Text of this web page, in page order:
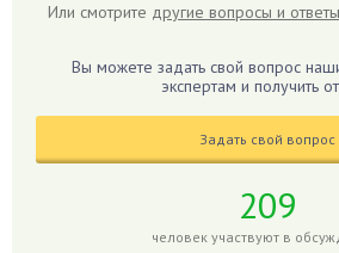
Гиппеаструм
Годжи
Или смотрите другие вопросы и ответы
Вы можете задать свой вопрос
экспертам и получить
Задать свой вопрос
209
человек участвуют в